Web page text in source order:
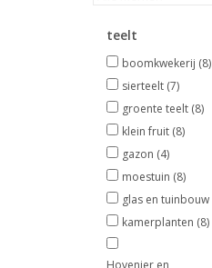
teelt
boomkwekerij (8)
sierteelt (7)
groente teelt (8)
klein fruit (8)
gazon (4)
moestuin (8)
glas en tuinbouw
kamerplanten (8)
Hovenier en